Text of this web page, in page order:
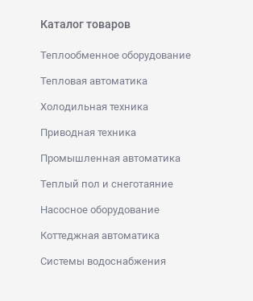
Каталог товаров
Теплообменное оборудование
Тепловая автоматика
Холодильная техника
Приводная техника
Промышленная автоматика
Теплый пол и снеготаяние
Насосное оборудование
Коттеджная автоматика
Системы водоснабжения